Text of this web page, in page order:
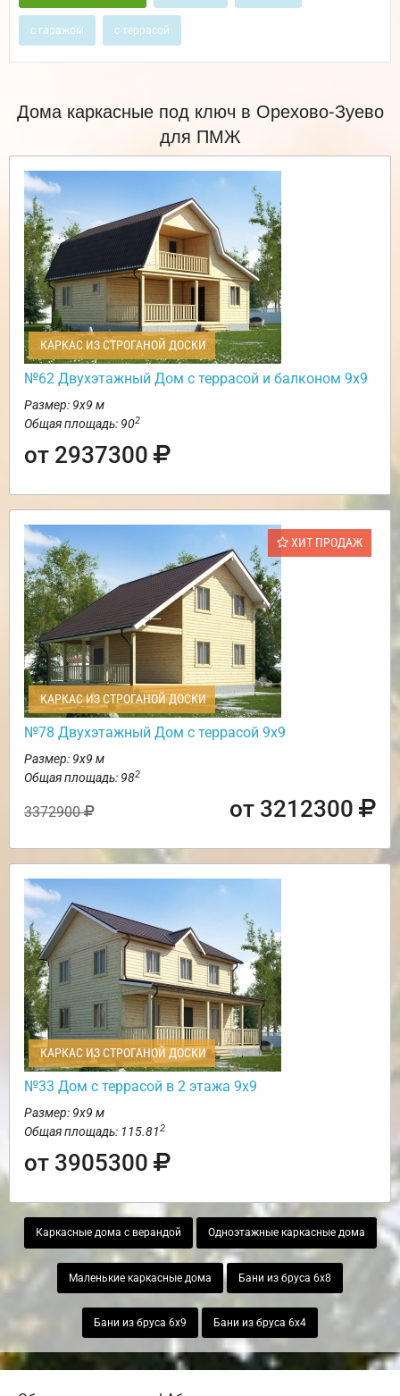
с гаражом с террасой
Дома каркасные под ключ в Орехово-Зуево
для ПМЖ
КАРКАС ИЗ СТРОГАНОЙ ДОСКИ
№62 Двухэтажный Дом с террасой и балконом 9х9
Размер: 9х9 м
Общая площадь: 902
от 2937300
ХИТ ПРОДАЖ
КАРКАС ИЗ СТРОГАНОЙ ДОСКИ
№78 Двухэтажный Дом с террасой 9х9
Размер: 9х9 м
Общая площадь: 982
3372900 от 3212300
КАРКАС ИЗ СТРОГАНОЙ ДОСКИ
№33 Дом с террасой в 2 этажа 9х9
Размер: 9х9 м
Общая площадь: 115.812
от 3905300
Каркасные дома с верандой Одноэтажные каркасные дома
Маленькие каркасные дома Бани из бруса 6х8
Бани из бруса 6х9 Бани из бруса 6х4